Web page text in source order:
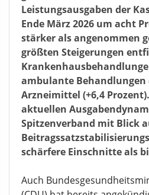
17.06.2026 · Der GKV-
gestern in Berlin darauf
Leistungsausgaben der
Ende März 2026 um acht
stärker als angenommen
größten Steigerungen
ambulante Behandlungen
Arzneimittel (+6,4 Prozent).
aktuellen
Spitzenverband mit Blick
schärfere Einschnitte als